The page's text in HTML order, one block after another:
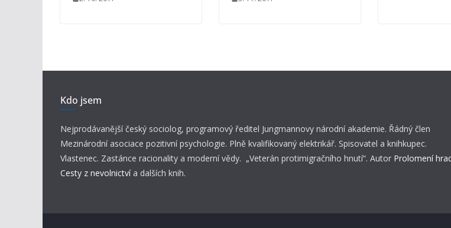
Kdo jsem
Nejprodávanější český sociolog, programový ředitel Jungmannovy národní akademie. Řádný člen
Mezinárodní asociace pozitivní psychologie. Plně kvalifikovaný elektrikář. Spisovatel a knihkupec.
Vlastenec. Zastánce racionality a moderní vědy. „Veterán protimigračního hnutí“. Autor Prolomení
Cesty z nevolnictví a dalších knih.